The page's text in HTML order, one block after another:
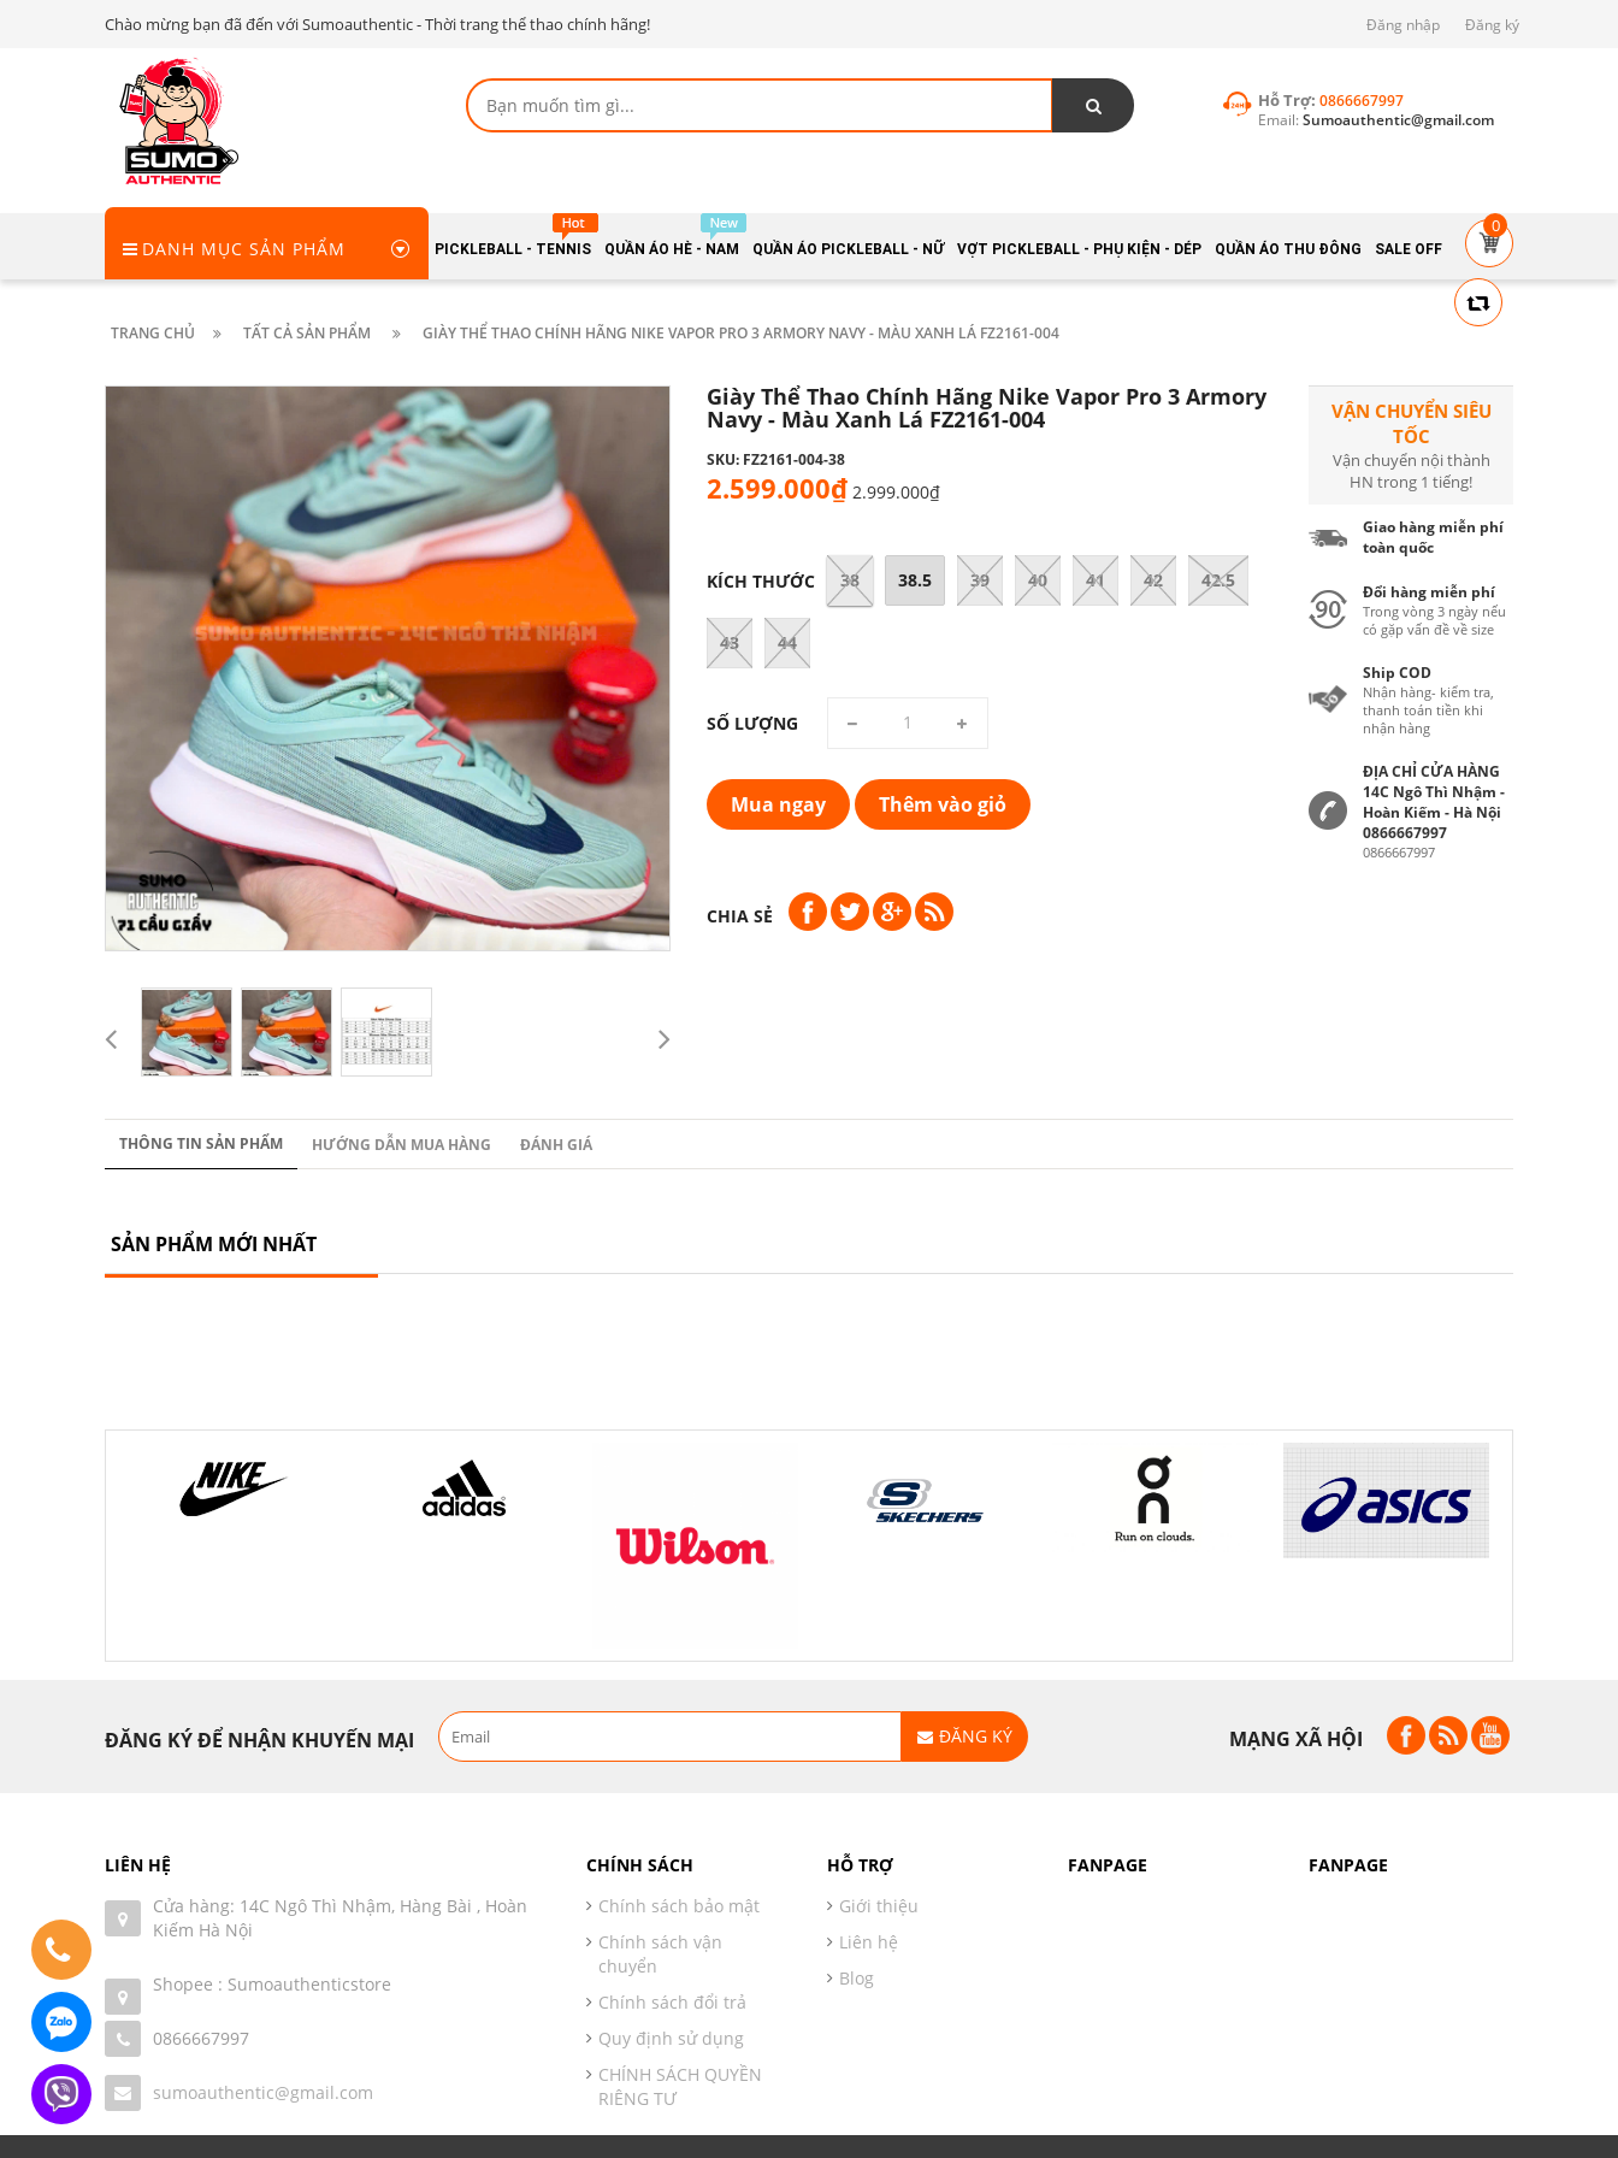
Chào mừng bạn đã đến với Sumoauthentic - Thời trang thể thao chính hãng! Đăng nhập Đăng ký
Hỗ Trợ: 0866667997
Email: Sumoauthentic@gmail.com
DANH MỤC SẢN PHẨM PICKLEBALL - TENNIS QUẦN ÁO HÈ - NAM QUẦN ÁO PICKLEBALL - NỮ VỢT PICKLEBALL - PHỤ KIỆN - DÉP QUẦN ÁO THU ĐÔNG SALE OFF
0
TRANG CHỦ TẤT CẢ SẢN PHẨM GIÀY THỂ THAO CHÍNH HÃNG NIKE VAPOR PRO 3 ARMORY NAVY - MÀU XANH LÁ FZ2161-004
Giày Thể Thao Chính Hãng Nike Vapor Pro 3 Armory
Navy - Màu Xanh Lá FZ2161-004
SKU: FZ2161-004-38
2.599.000₫ 2.999.000₫
KÍCH THƯỚC 38 38.5 39 40 41 42 42.5
43 44
SỐ LƯỢNG
Mua ngay Thêm vào giỏ
CHIA SẺ
VẬN CHUYỂN SIÊU
TỐC
Vận chuyển nội thành
HN trong 1 tiếng!
Giao hàng miễn phí
toàn quốc
Đổi hàng miễn phí
Trong vòng 3 ngày nếu
có gặp vấn đề về size
Ship COD
Nhận hàng- kiểm tra,
thanh toán tiền khi
nhận hàng
ĐỊA CHỈ CỬA HÀNG
14C Ngô Thì Nhậm -
Hoàn Kiếm - Hà Nội
0866667997
0866667997
THÔNG TIN SẢN PHẨM HƯỚNG DẪN MUA HÀNG ĐÁNH GIÁ
SẢN PHẨM MỚI NHẤT
ĐĂNG KÝ ĐỂ NHẬN KHUYẾN MẠI ĐĂNG KÝ MẠNG XÃ HỘI
LIÊN HỆ
Cửa hàng: 14C Ngô Thì Nhậm, Hàng Bài , Hoàn
Kiếm Hà Nội
Shopee : Sumoauthenticstore
0866667997
sumoauthentic@gmail.com
CHÍNH SÁCH
Chính sách bảo mật
Chính sách vận
chuyển
Chính sách đổi trả
Quy định sử dụng
CHÍNH SÁCH QUYỀN
RIÊNG TƯ
HỖ TRỢ
Giới thiệu
Liên hệ
Blog
FANPAGE FANPAGE